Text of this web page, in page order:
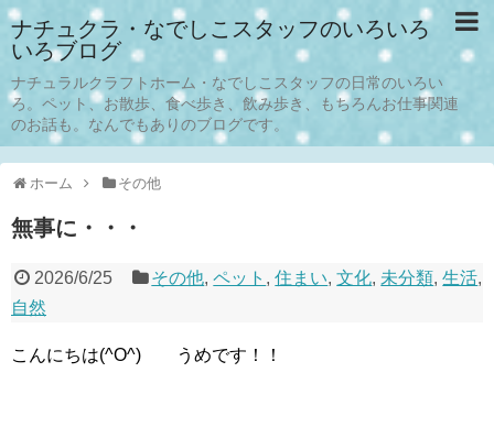
ナチュクラ・なでしこスタッフのいろいろ
いろブログ
ナチュラルクラフトホーム・なでしこスタッフの日常のいろい
ろ。ペット、お散歩、食べ歩き、飲み歩き、もちろんお仕事関連
のお話も。なんでもありのブログです。
ホーム その他
無事に・・・
2026/6/25 その他,ペット ,住まい,文化, 未分類,生活,
自然
こんにちは(^O^) うめです！！